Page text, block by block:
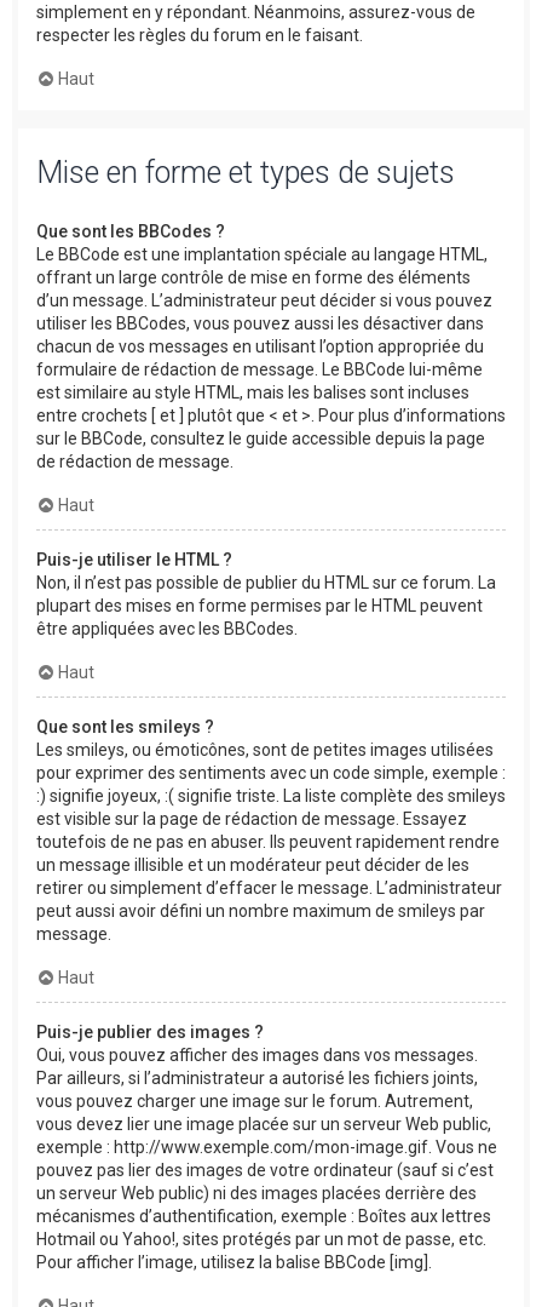
simplement en y répondant. Néanmoins, assurez-vous de
respecter les règles du forum en le faisant.
Haut
Mise en forme et types de sujets
Que sont les BBCodes ?
Le BBCode est une implantation spéciale au langage HTML,
offrant un large contrôle de mise en forme des éléments
d’un message. L’administrateur peut décider si vous pouvez
utiliser les BBCodes, vous pouvez aussi les désactiver dans
chacun de vos messages en utilisant l’option appropriée du
formulaire de rédaction de message. Le BBCode lui-même
est similaire au style HTML, mais les balises sont incluses
entre crochets [ et ] plutôt que < et >. Pour plus d’informations
sur le BBCode, consultez le guide accessible depuis la page
de rédaction de message.
Haut
Puis-je utiliser le HTML ?
Non, il n’est pas possible de publier du HTML sur ce forum. La
plupart des mises en forme permises par le HTML peuvent
être appliquées avec les BBCodes.
Haut
Que sont les smileys ?
Les smileys, ou émoticônes, sont de petites images utilisées
pour exprimer des sentiments avec un code simple, exemple :
:) signifie joyeux, :( signifie triste. La liste complète des smileys
est visible sur la page de rédaction de message. Essayez
toutefois de ne pas en abuser. Ils peuvent rapidement rendre
un message illisible et un modérateur peut décider de les
retirer ou simplement d’effacer le message. L’administrateur
peut aussi avoir défini un nombre maximum de smileys par
message.
Haut
Puis-je publier des images ?
Oui, vous pouvez afficher des images dans vos messages.
Par ailleurs, si l’administrateur a autorisé les fichiers joints,
vous pouvez charger une image sur le forum. Autrement,
vous devez lier une image placée sur un serveur Web public,
exemple : http://www.exemple.com/mon-image.gif. Vous ne
pouvez pas lier des images de votre ordinateur (sauf si c’est
un serveur Web public) ni des images placées derrière des
mécanismes d’authentification, exemple : Boîtes aux lettres
Hotmail ou Yahoo!, sites protégés par un mot de passe, etc.
Pour afficher l’image, utilisez la balise BBCode [img].